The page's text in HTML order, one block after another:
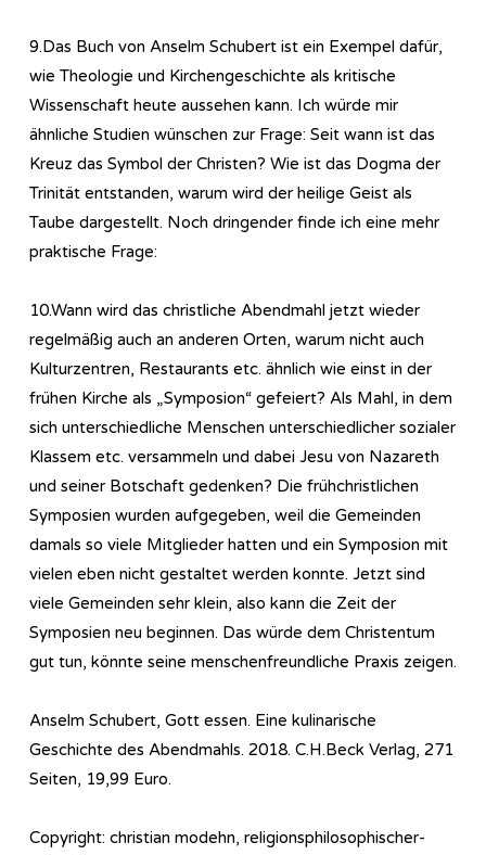
9.Das Buch von Anselm Schubert ist ein Exempel dafür,
wie Theologie und Kirchengeschichte als kritische
Wissenschaft heute aussehen kann. Ich würde mir
ähnliche Studien wünschen zur Frage: Seit wann ist das
Kreuz das Symbol der Christen? Wie ist das Dogma der
Trinität entstanden, warum wird der heilige Geist als
Taube dargestellt. Noch dringender finde ich eine mehr
praktische Frage:
10.Wann wird das christliche Abendmahl jetzt wieder
regelmäßig auch an anderen Orten, warum nicht auch
Kulturzentren, Restaurants etc. ähnlich wie einst in der
frühen Kirche als „Symposion“ gefeiert? Als Mahl, in dem
sich unterschiedliche Menschen unterschiedlicher sozialer
Klassem etc. versammeln und dabei Jesu von Nazareth
und seiner Botschaft gedenken? Die frühchristlichen
Symposien wurden aufgegeben, weil die Gemeinden
damals so viele Mitglieder hatten und ein Symposion mit
vielen eben nicht gestaltet werden konnte. Jetzt sind
viele Gemeinden sehr klein, also kann die Zeit der
Symposien neu beginnen. Das würde dem Christentum
gut tun, könnte seine menschenfreundliche Praxis zeigen.
Anselm Schubert, Gott essen. Eine kulinarische
Geschichte des Abendmahls. 2018. C.H.Beck Verlag, 271
Seiten, 19,99 Euro.
Copyright: christian modehn, religionsphilosophischer-